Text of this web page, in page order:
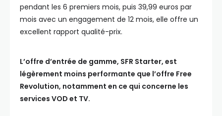
pendant les 6 premiers mois, puis 39,99 euros par
mois avec un engagement de 12 mois, elle offre un
excellent rapport qualité-prix.
L’offre d’entrée de gamme, SFR Starter, est
légèrement moins performante que l’offre Free
Revolution, notamment en ce qui concerne les
services VOD et TV.